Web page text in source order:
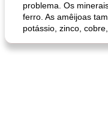
problema. Os
ferro. As amêijoas
potássio, zinco,